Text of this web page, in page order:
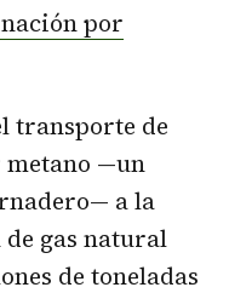
por
transporte de
metano —un
a la
gas natural
de toneladas